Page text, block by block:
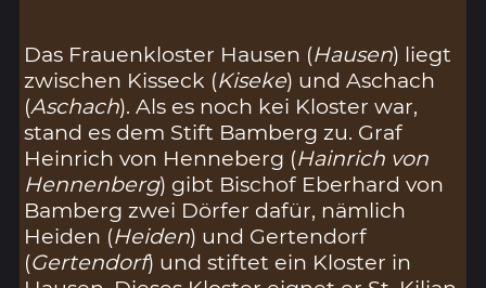
Das Frauenkloster Hausen (Hausen) liegt
zwischen Kisseck (Kiseke) und Aschach
(Aschach). Als es noch kei Kloster war,
stand es dem Stift Bamberg zu. Graf
Heinrich von Henneberg (Hainrich von
Hennenberg) gibt Bischof Eberhard von
Bamberg zwei Dörfer dafür, nämlich
Heiden (Heiden) und Gertendorf
(Gertendorf) und stiftet ein Kloster in